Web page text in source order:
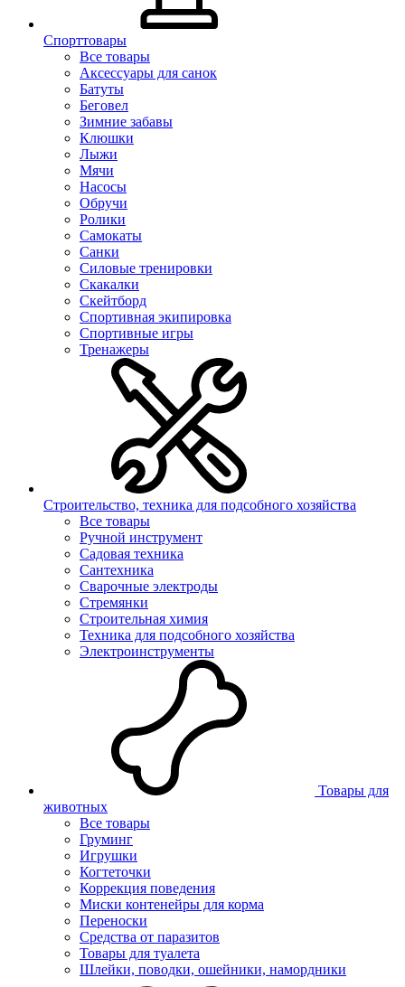
Спорттовары
Все товары
Аксессуары для санок
Батуты
Беговел
Зимние забавы
Клюшки
Лыжи
Мячи
Насосы
Обручи
Ролики
Самокаты
Санки
Силовые тренировки
Скакалки
Скейтборд
Спортивная экипировка
Спортивные игры
Тренажеры
Строительство, техника для подсобного хозяйства
Все товары
Ручной инструмент
Садовая техника
Сантехника
Сварочные электроды
Стремянки
Строительная химия
Техника для подсобного хозяйства
Электроинструменты
Товары для
животных
Все товары
Груминг
Игрушки
Когтеточки
Коррекция поведения
Миски контенейры для корма
Переноски
Средства от паразитов
Товары для туалета
Шлейки, поводки, ошейники, намордники